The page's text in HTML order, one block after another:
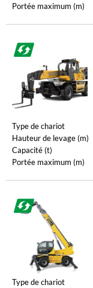
Portée maximum (m)
Type de chariot
Hauteur de levage (m)
Capacité (t)
Portée maximum (m)
Type de chariot